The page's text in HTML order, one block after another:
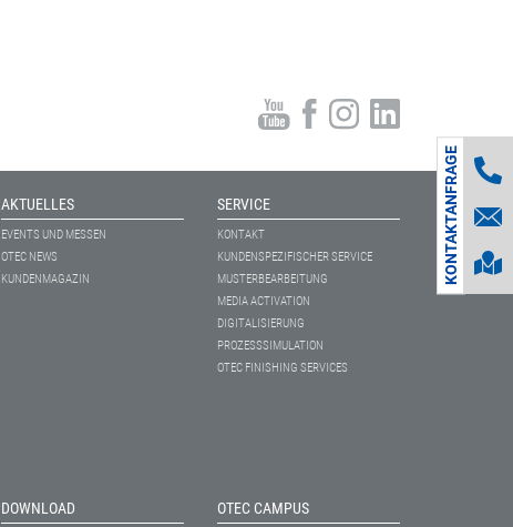
KONTAKTANFRAGE
AKTUELLES
EVENTS UND MESSEN
OTEC NEWS
KUNDENMAGAZIN
SERVICE
KONTAKT
KUNDENSPEZIFISCHER SERVICE
MUSTERBEARBEITUNG
MEDIA ACTIVATION
DIGITALISIERUNG
PROZESSSIMULATION
OTEC FINISHING SERVICES
DOWNLOAD OTEC CAMPUS